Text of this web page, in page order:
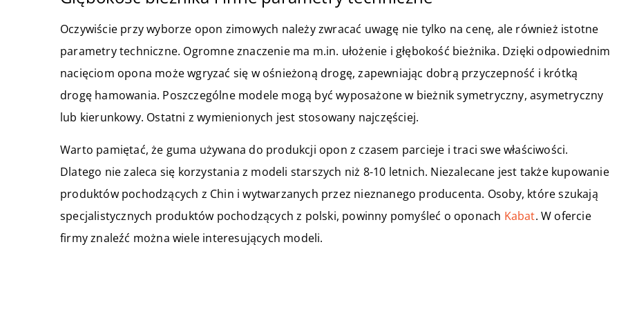
Oczywiście przy wyborze opon zimowych należy zwracać uwagę nie tylko na cenę, ale również istotne
parametry techniczne. Ogromne znaczenie ma m.in. ułożenie i głębokość bieżnika. Dzięki odpowiednim
nacięciom opona może wgryzać się w ośnieżoną drogę, zapewniając dobrą przyczepność i krótką
drogę hamowania. Poszczególne modele mogą być wyposażone w bieżnik symetryczny, asymetryczny
lub kierunkowy. Ostatni z wymienionych jest stosowany najczęściej.
Warto pamiętać, że guma używana do produkcji opon z czasem parcieje i traci swe właściwości.
Dlatego nie zaleca się korzystania z modeli starszych niż 8-10 letnich. Niezalecane jest także kupowanie
produktów pochodzących z Chin i wytwarzanych przez nieznanego producenta. Osoby, które szukają
specjalistycznych produktów pochodzących z polski, powinny pomyśleć o oponach Kabat. W ofercie
firmy znaleźć można wiele interesujących modeli.